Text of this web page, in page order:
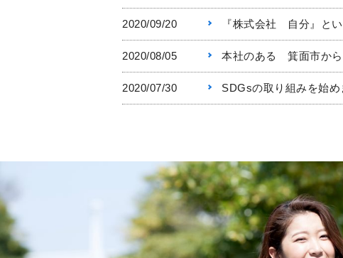
『株式会社 自分』と
2020/09/20
本社のある 箕面市から
2020/08/05
SDGsの取り組みを始め
2020/07/30